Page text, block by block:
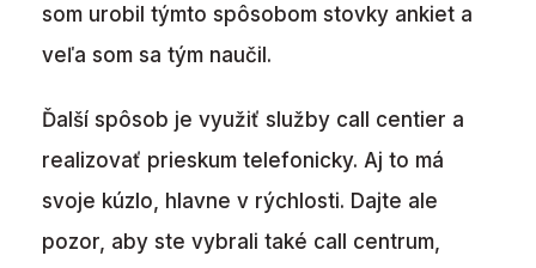
som urobil týmto spôsobom stovky ankiet a
veľa som sa tým naučil.
Ďalší spôsob je využiť služby call centier a
realizovať prieskum telefonicky. Aj to má
svoje kúzlo, hlavne v rýchlosti. Dajte ale
pozor, aby ste vybrali také call centrum,